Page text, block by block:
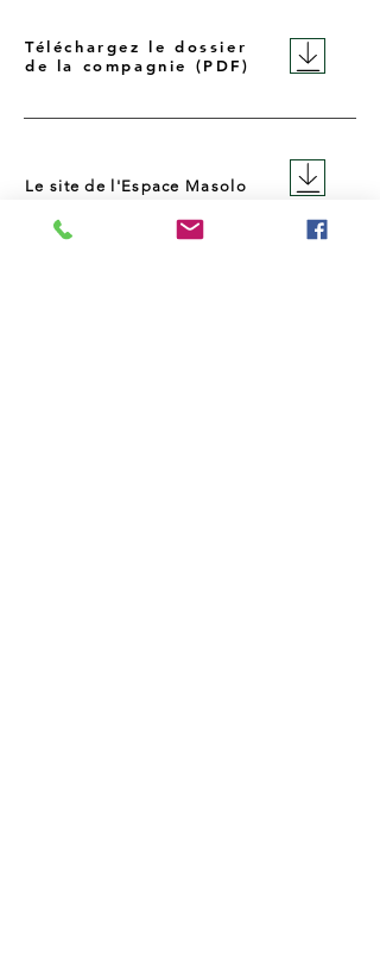
Téléchargez le dossier
de la compagnie (PDF)
Le site de l'Espace Masolo